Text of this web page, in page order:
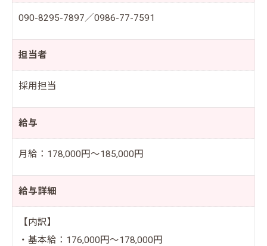
090-8295-7897／0986-77-7591
担当者
採用担当
給与
月給：178,000円～185,000円
給与詳細
【内訳】
・基本給：176,000円～178,000円